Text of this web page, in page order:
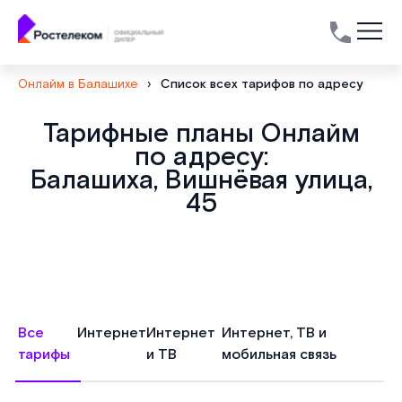
Онлайм в Балашихе › Список всех тарифов по адресу
Тарифные планы Онлайм
по адресу:
Балашиха, Вишнёвая улица,
45
Все
тарифы
ИнтернетИнтернет
и ТВ
Интернет, ТВ и
мобильная связь